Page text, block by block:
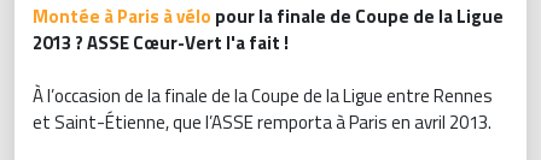
Montée à Paris à vélo pour la finale de Coupe de la Ligue
2013 ? ASSE Cœur-Vert l'a fait !
À l’occasion de la finale de la Coupe de la Ligue entre Rennes
et Saint-Étienne, que l’ASSE remporta à Paris en avril 2013.